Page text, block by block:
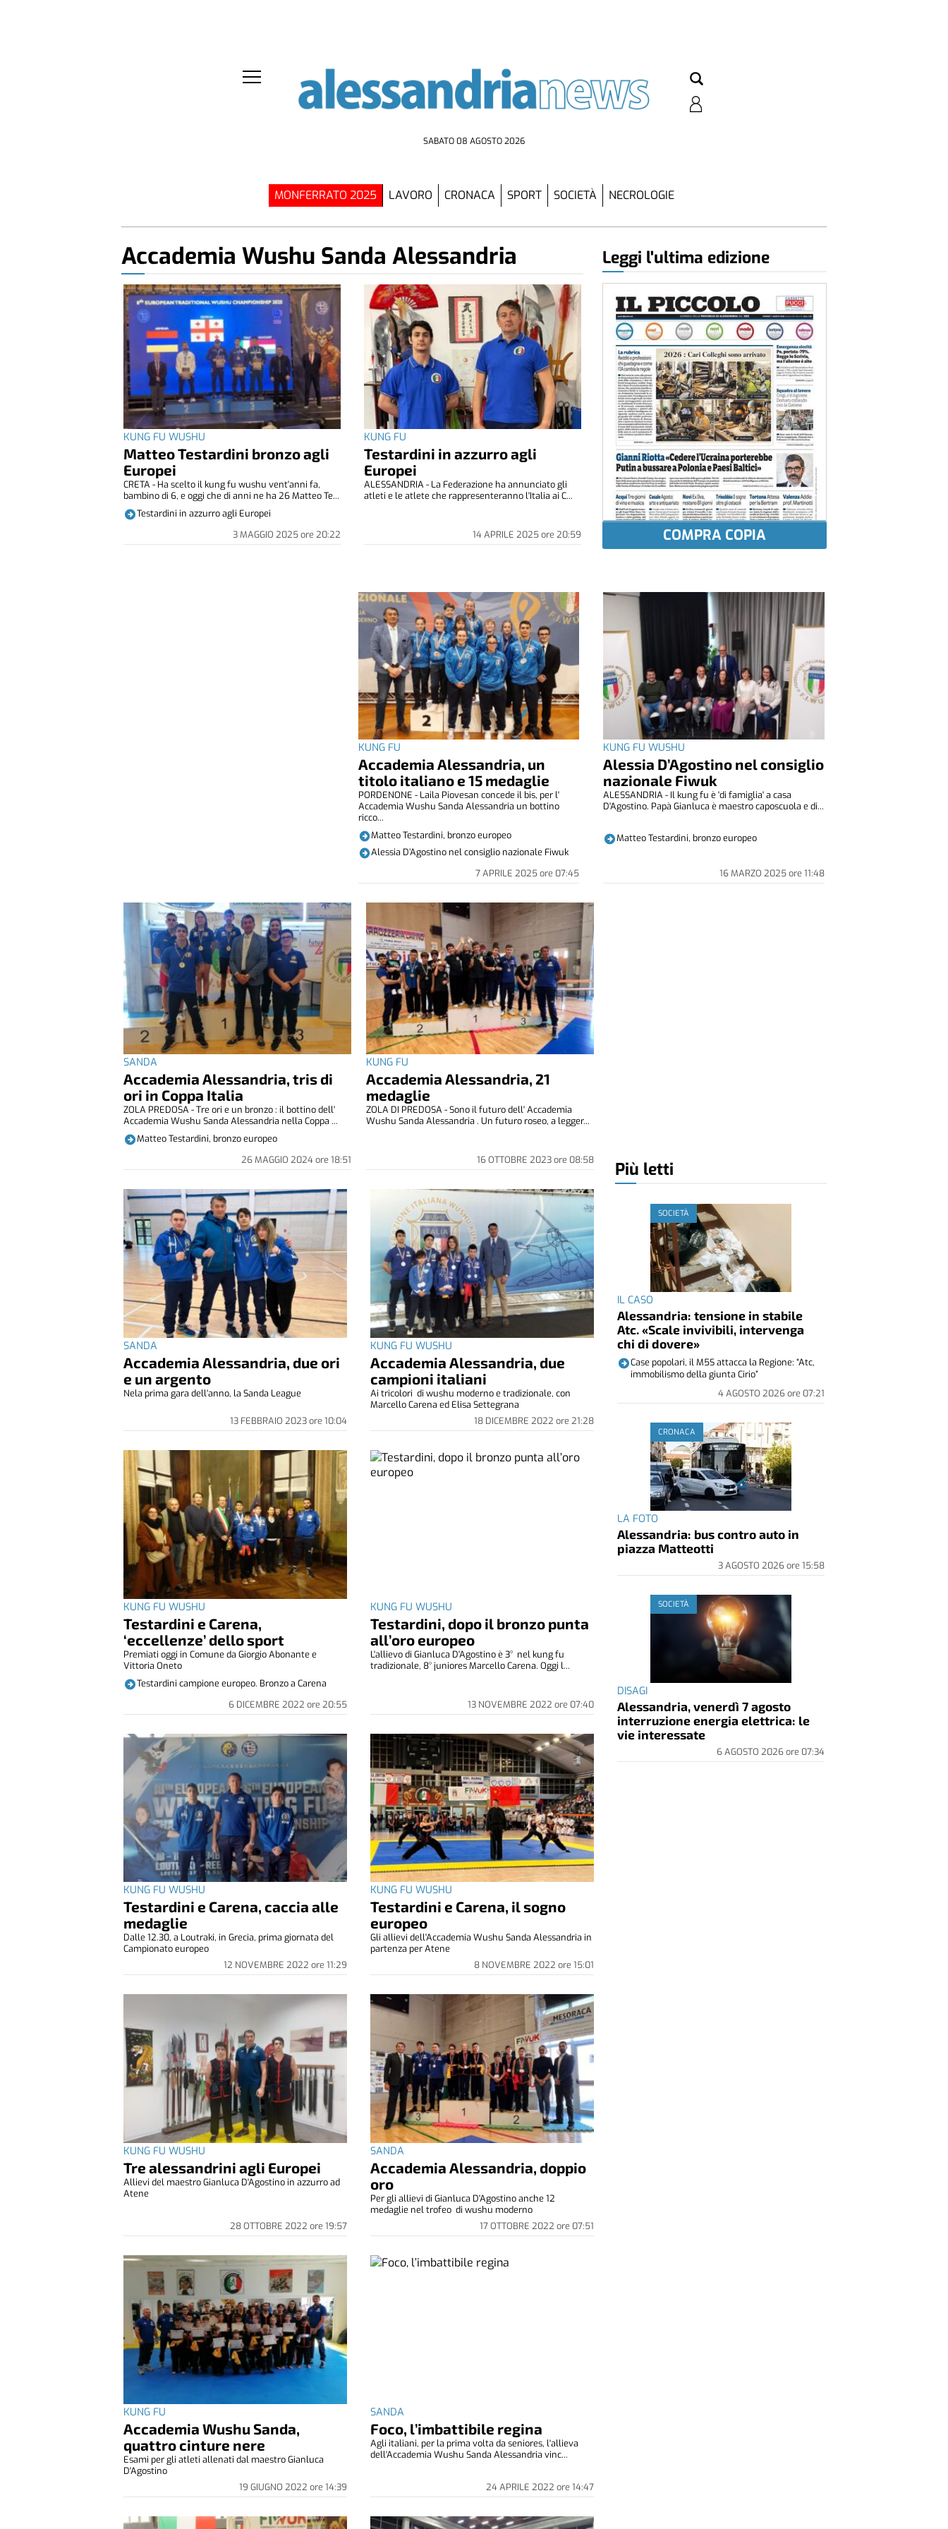
SABATO 08 AGOSTO 2026
MONFERRATO 2025 LAVORO CRONACA SPORT SOCIETÀ NECROLOGIE
Accademia Wushu Sanda Alessandria
KUNG FU WUSHU
Matteo Testardini bronzo agli
Europei
3 MAGGIO 2025ore 20:22
CRETA - Ha scelto il kung fu wushu vent'anni fa,
bambino di 6, e oggi che di anni ne ha 26 Matteo Te...
Testardini in azzurro agli Europei
KUNG FU
Testardini in azzurro agli
Europei
14 APRILE 2025ore 20:59
ALESSANDRIA - La Federazione ha annunciato gli
atleti e le atlete che rappresenteranno l'Italia ai C...
Leggi l'ultima edizione
COMPRA COPIA
KUNG FU
Accademia Alessandria, un
titolo italiano e 15 medaglie
7 APRILE 2025ore 07:45
PORDENONE - Laila Piovesan concede il bis, per l'
Accademia Wushu Sanda Alessandria un bottino
ricco...
Matteo Testardini, bronzo europeo
Alessia D’Agostino nel consiglio nazionale Fiwuk
KUNG FU WUSHU
Alessia D’Agostino nel consiglio
nazionale Fiwuk
16 MARZO 2025ore 11:48
ALESSANDRIA - Il kung fu è 'di famiglia' a casa
D'Agostino. Papà Gianluca è maestro caposcuola e di...
Matteo Testardini, bronzo europeo
SANDA
Accademia Alessandria, tris di
ori in Coppa Italia
26 MAGGIO 2024ore 18:51
ZOLA PREDOSA - Tre ori e un bronzo : il bottino dell'
Accademia Wushu Sanda Alessandria nella Coppa ...
Matteo Testardini, bronzo europeo
KUNG FU
Accademia Alessandria, 21
medaglie
16 OTTOBRE 2023ore 08:58
ZOLA DI PREDOSA - Sono il futuro dell' Accademia
Wushu Sanda Alessandria . Un futuro roseo, a legger...
SANDA
Accademia Alessandria, due ori
e un argento
13 FEBBRAIO 2023ore 10:04
Nela prima gara dell'anno, la Sanda League
KUNG FU WUSHU
Accademia Alessandria, due
campioni italiani
18 DICEMBRE 2022 ore 21:28
Ai tricolori di wushu moderno e tradizionale, con
Marcello Carena ed Elisa Settegrana
KUNG FU WUSHU
Testardini e Carena,
‘eccellenze’ dello sport
6 DICEMBRE 2022 ore 20:55
Premiati oggi in Comune da Giorgio Abonante e
Vittoria Oneto
Testardini campione europeo. Bronzo a Carena
KUNG FU WUSHU
Testardini, dopo il bronzo punta
all’oro europeo
13 NOVEMBRE 2022 ore 07:40
L'allievo di Gianluca D'Agostino è 3° nel kung fu
tradizionale, 8° juniores Marcello Carena. Oggi l...
KUNG FU WUSHU
Testardini e Carena, caccia alle
medaglie
12 NOVEMBRE 2022 ore 11:29
Dalle 12.30, a Loutraki, in Grecia, prima giornata del
Campionato europeo
KUNG FU WUSHU
Testardini e Carena, il sogno
europeo
8 NOVEMBRE 2022 ore 15:01
Gli allievi dell'Accademia Wushu Sanda Alessandria in
partenza per Atene
KUNG FU WUSHU
Tre alessandrini agli Europei
28 OTTOBRE 2022 ore 19:57
Allievi del maestro Gianluca D'Agostino in azzurro ad
Atene
SANDA
Accademia Alessandria, doppio
oro
17 OTTOBRE 2022 ore 07:51
Per gli allievi di Gianluca D'Agostino anche 12
medaglie nel trofeo di wushu moderno
KUNG FU
Accademia Wushu Sanda,
quattro cinture nere
19 GIUGNO 2022 ore 14:39
Esami per gli atleti allenati dal maestro Gianluca
D'Agostino
SANDA
Foco, l’imbattibile regina
24 APRILE 2022 ore 14:47
Agli italiani, per la prima volta da seniores, l'allieva
dell'Accademia Wushu Sanda Alessandria vinc...
Più letti
SOCIETÀ
IL CASO
Alessandria: tensione in stabile
Atc. «Scale invivibili, intervenga
chi di dovere»
4 AGOSTO 2026ore 07:21
Case popolari, il M5S attacca la Regione: “Atc,
immobilismo della giunta Cirio”
CRONACA
LA FOTO
Alessandria: bus contro auto in
piazza Matteotti
3 AGOSTO 2026ore 15:58
SOCIETÀ
DISAGI
Alessandria, venerdì 7 agosto
interruzione energia elettrica: le
vie interessate
6 AGOSTO 2026ore 07:34